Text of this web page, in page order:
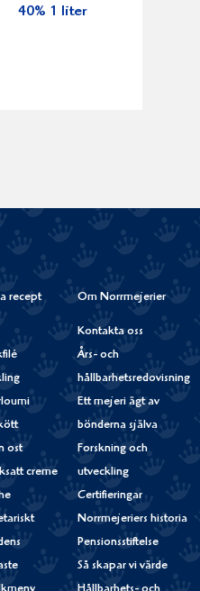
40% 1 liter
recept
ost
creme
Om Norrmejerier
Kontakta oss
Års- och
hållbarhetsredovisning
Ett mejeri ägt av
bönderna själva
Forskning och
utveckling
Certifieringar
Norrmejeriers historia
Pensionsstiftelse
Så skapar vi värde